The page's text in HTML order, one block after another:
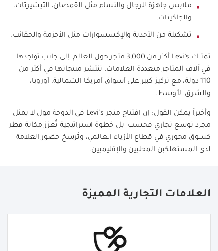
ملابس جاهزة للرجال والنساء مثل القمصان، التيشيرتات،
والجاكيتات.
تشكيلة من الأحذية والإكسسوارات مثل الأحزمة والحقائب.
تمتلك Levi’s
أكثر من 3,000 متجر حول العالم، إلى جانب تواجدها
في آلاف المتاجر متعددة العلامات. تنتشر منتجاتها في أكثر من
110 دولة، مع تركيز كبير على أسواق أمريكا الشمالية، أوروبا،
والشرق الأوسط.
وأخيراً يمكن القول: إن افتتاح متجرLevi’s في الدوحة مول لا يمثل
مجرد توسع تجاري فحسب، بل خطوة استراتيجية تُعزز مكانة قطر
كسوق محوري في قطاع الأزياء العالمي، وتُرسخ حضور العلامة
لدى المستهلكين المحليين والإقليميين.
العلامات التجارية المميزة